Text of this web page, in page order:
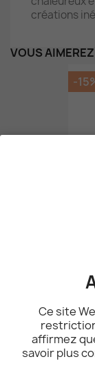
créations
VOUS
-
Ce site
affirmez
savoir plus